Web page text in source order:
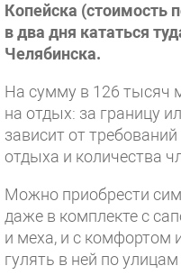
Копейска (стоимость
в два дня кататься
Челябинска.
На сумму в 126 тысяч
на отдых: за границу
зависит от
отдыха и количества
Можно приобрести
даже в комплекте с
и меха, и с комфортом
гулять в ней по